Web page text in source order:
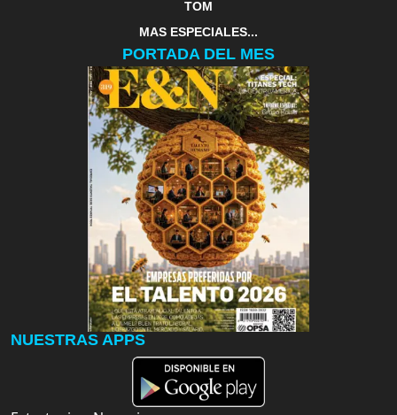
TOM
MAS ESPECIALES...
PORTADA DEL MES
NUESTRAS APPS